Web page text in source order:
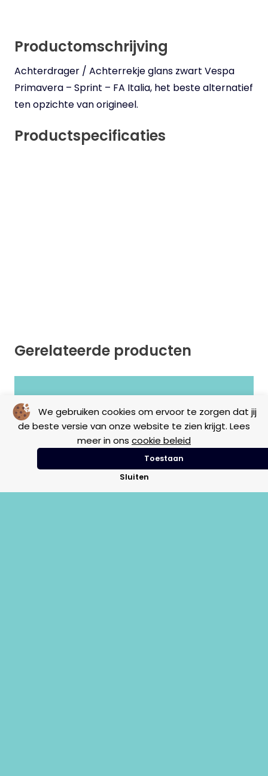
We gebruiken cookies om ervoor te zorgen dat jij
de beste versie van onze website te zien krijgt. Lees
meer in ons cookie beleid
Toestaan
Sluiten
Productomschrijving
Achterdrager / Achterrekje glans zwart Vespa
Primavera – Sprint – FA Italia, het beste alternatief
ten opzichte van origineel.
Productspecificaties
Gerelateerde producten